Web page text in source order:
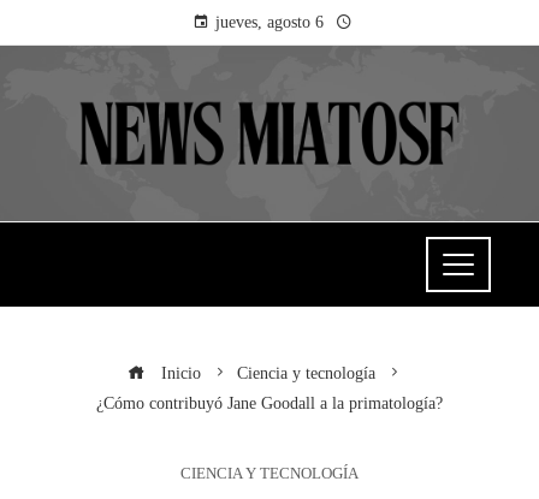
jueves, agosto 6
Inicio
Ciencia y tecnología
¿Cómo contribuyó Jane Goodall a la primatología?
CIENCIA Y TECNOLOGÍA